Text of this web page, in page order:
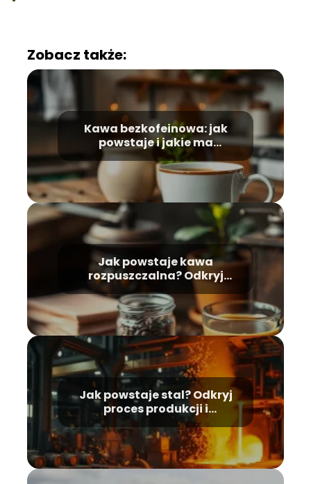
Zobacz także:
Kawa bezkofeinowa: jak
powstaje i jakie ma
właściwości?
Jak powstaje kawa
rozpuszczalna? Odkryj
proces produkcji krok po
kroku
Jak powstaje stal? Odkryj
proces produkcji i
właściwości stali